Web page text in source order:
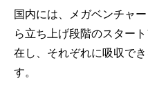
国内には、メガベンチャ
ら立ち上げ段階のスター
在し、それぞれに吸収で
す。